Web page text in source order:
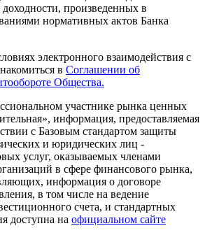
доходности, произведенных в
нормативных актов Банка
электронного взаимодействия с
в Соглашении об
Общества.
участнике рынка ценных
информация, предоставляемая
с Базовым стандартом защиты
и юридических лиц -
услуг, оказываемых членами
в сфере финансового рынка,
информация о договоре
в том числе на ведение
счета, и стандартных
доступна на официальном сайте